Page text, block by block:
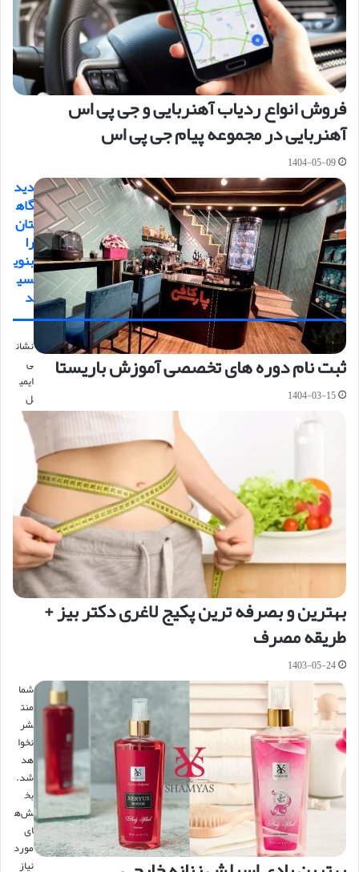
فروش انواع ردیاب آهنربایی و جی پی اس
آهنربایی در مجموعه پیام جی پی اس
1404-05-09
ثبت نام دوره های تخصصی آموزش باریستا
1404-03-15
بهترین و بصرفه ترین پکیج لاغری دکتر بیز +
طریقه مصرف
1403-05-24
دید
گاه
تان
را
بنوی
سی
د
نشان
ی
ایمی
ل
شما
منت
شر
نخوا
هد
شد.
بخ
ش‌ه
ای
مورد
نیاز